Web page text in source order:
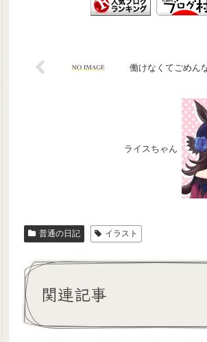
働けなくてごめん
ライスちゃん
普通の日記 イラスト
関連記事